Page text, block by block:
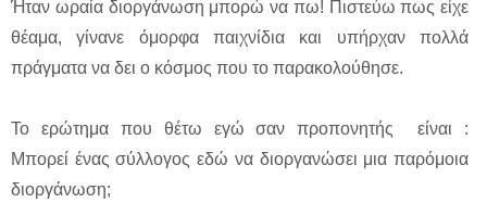
Ήταν ωραία διοργάνωση μπορώ να πω! Πιστεύω πως είχε
θέαμα, γίνανε όμορφα παιχνίδια και υπήρχαν πολλά
πράγματα να δει ο κόσμος που το παρακολούθησε.
Το ερώτημα που θέτω εγώ σαν προπονητής είναι :
Μπορεί ένας σύλλογος εδώ να διοργανώσει μια παρόμοια
διοργάνωση;